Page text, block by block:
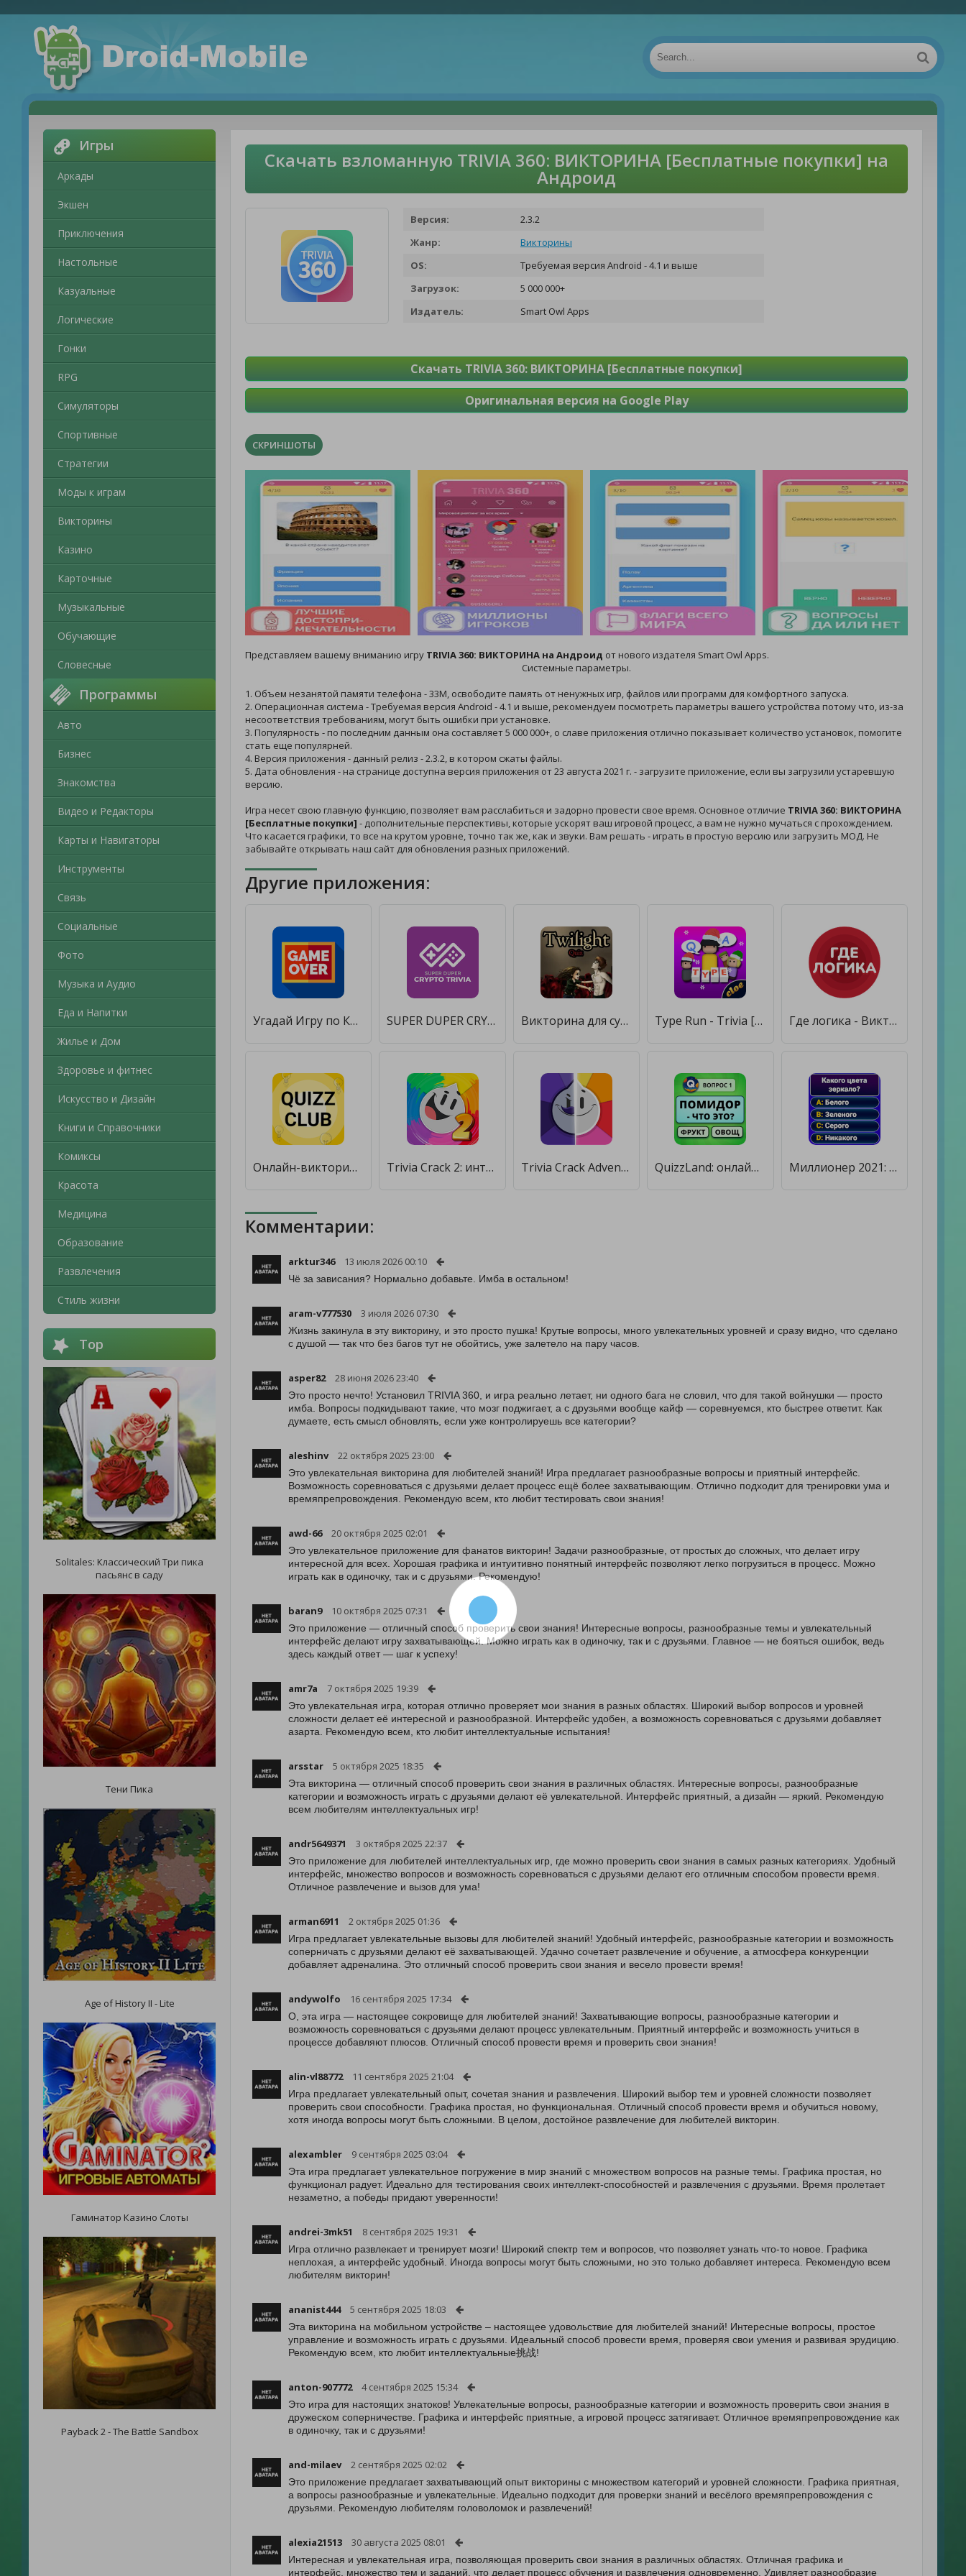
Игры
Аркады
Экшен
Приключения
Настольные
Казуальные
Логические
Гонки
RPG
Симуляторы
Спортивные
Стратегии
Моды к играм
Викторины
Казино
Карточные
Музыкальные
Обучающие
Словесные
Программы
Авто
Бизнес
Знакомства
Видео и Редакторы
Карты и Навигаторы
Инструменты
Связь
Социальные
Фото
Музыка и Аудио
Еда и Напитки
Жилье и Дом
Здоровье и фитнес
Искусство и Дизайн
Книги и Справочники
Комиксы
Красота
Медицина
Образование
Развлечения
Стиль жизни
Top
Solitales: Классический Три пика
пасьянс в саду
Тени Пика
Age of History II - Lite
Гаминатор Казино Слоты
Payback 2 - The Battle Sandbox
Скачать взломанную TRIVIA 360: ВИКТОРИНА [Бесплатные покупки] на
Андроид
Версия:
2.3.2
Жанр:
Викторины
OS:
Требуемая версия Android - 4.1 и выше
Загрузок:
5 000 000+
Издатель:
Smart Owl Apps
Скачать TRIVIA 360: ВИКТОРИНА [Бесплатные покупки]
Оригинальная версия на Google Play
СКРИНШОТЫ
Представляем вашему вниманию игру TRIVIA 360: ВИКТОРИНА на Андроид от нового издателя Smart Owl Apps.
Системные параметры.
1. Объем незанятой памяти телефона - 33M, освободите память от ненужных игр, файлов или программ для комфортного запуска.
2. Операционная система - Требуемая версия Android - 4.1 и выше, рекомендуем посмотреть параметры вашего устройства потому что, из-за
несоответствия требованиям, могут быть ошибки при установке.
3. Популярность - по последним данным она составляет 5 000 000+, о славе приложения отлично показывает количество установок, помогите
стать еще популярней.
4. Версия приложения - данный релиз - 2.3.2, в котором сжаты файлы.
5. Дата обновления - на странице доступна версия приложения от 23 августа 2021 г. - загрузите приложение, если вы загрузили устаревшую
версию.
Игра несет свою главную функцию, позволяет вам расслабиться и задорно провести свое время. Основное отличие TRIVIA 360: ВИКТОРИНА
[Бесплатные покупки] - дополнительные перспективы, которые ускорят ваш игровой процесс, а вам не нужно мучаться с прохождением.
Что касается графики, то все на крутом уровне, точно так же, как и звуки. Вам решать - играть в простую версию или загрузить МОД. Не
забывайте открывать наш сайт для обновления разных приложений.
Другие приложения:
Угадай Игру по Картинке или Скриншоту — Викторина [Мод меню] SUPER DUPER CRYPTO TRIVIA [Бесплатные покупки] Викторина для сумерек [Бесплатные покупки] Type Run - Trivia [Бесплатные покупки] Где логика - Викторина 2022 [Бесплатные покупки]
Онлайн-викторина QuizzClub: вопросы и ответы [Много денег] Trivia Crack 2: интеллектуальная битва [Бесплатные покупки] Trivia Crack Adventure [Бесплатные покупки] QuizzLand: онлайн викторина [Мод меню] Миллионер 2021: интеллектуальная викторина [Бесплатные покупки]
Комментарии:
arktur346 13 июля 2026 00:10
Чё за зависания? Нормально добавьте. Имба в остальном!
aram-v777530 3 июля 2026 07:30
Жизнь закинула в эту викторину, и это просто пушка! Крутые вопросы, много увлекательных уровней и сразу видно, что сделано
с душой — так что без багов тут не обойтись, уже залетело на пару часов.
asper82 28 июня 2026 23:40
Это просто нечто! Установил TRIVIA 360, и игра реально летает, ни одного бага не словил, что для такой войнушки — просто
имба. Вопросы подкидывают такие, что мозг поджигает, а с друзьями вообще кайф — соревнуемся, кто быстрее ответит. Как
думаете, есть смысл обновлять, если уже контролируешь все категории?
aleshinv 22 октября 2025 23:00
Это увлекательная викторина для любителей знаний! Игра предлагает разнообразные вопросы и приятный интерфейс.
Возможность соревноваться с друзьями делает процесс ещё более захватывающим. Отлично подходит для тренировки ума и
времяпрепровождения. Рекомендую всем, кто любит тестировать свои знания!
awd-66 20 октября 2025 02:01
Это увлекательное приложение для фанатов викторин! Задачи разнообразные, от простых до сложных, что делает игру
интересной для всех. Хорошая графика и интуитивно понятный интерфейс позволяют легко погрузиться в процесс. Можно
играть как в одиночку, так и с друзьями. Рекомендую!
baran9 10 октября 2025 07:31
Это приложение — отличный способ проверить свои знания! Интересные вопросы, разнообразные темы и увлекательный
интерфейс делают игру захватывающей. Можно играть как в одиночку, так и с друзьями. Главное — не бояться ошибок, ведь
здесь каждый ответ — шаг к успеху!
amr7a 7 октября 2025 19:39
Это увлекательная игра, которая отлично проверяет мои знания в разных областях. Широкий выбор вопросов и уровней
сложности делает её интересной и разнообразной. Интерфейс удобен, а возможность соревноваться с друзьями добавляет
азарта. Рекомендую всем, кто любит интеллектуальные испытания!
arsstar 5 октября 2025 18:35
Эта викторина — отличный способ проверить свои знания в различных областях. Интересные вопросы, разнообразные
категории и возможность играть с друзьями делают её увлекательной. Интерфейс приятный, а дизайн — яркий. Рекомендую
всем любителям интеллектуальных игр!
andr5649371 3 октября 2025 22:37
Это приложение для любителей интеллектуальных игр, где можно проверить свои знания в самых разных категориях. Удобный
интерфейс, множество вопросов и возможность соревноваться с друзьями делают его отличным способом провести время.
Отличное развлечение и вызов для ума!
arman6911 2 октября 2025 01:36
Игра предлагает увлекательные вызовы для любителей знаний! Удобный интерфейс, разнообразные категории и возможность
соперничать с друзьями делают её захватывающей. Удачно сочетает развлечение и обучение, а атмосфера конкуренции
добавляет адреналина. Это отличный способ проверить свои знания и весело провести время!
andywolfo 16 сентября 2025 17:34
О, эта игра — настоящее сокровище для любителей знаний! Захватывающие вопросы, разнообразные категории и
возможность соревноваться с друзьями делают процесс увлекательным. Приятный интерфейс и возможность учиться в
процессе добавляют плюсов. Отличный способ провести время и проверить свои знания!
alin-vl88772 11 сентября 2025 21:04
Игра предлагает увлекательный опыт, сочетая знания и развлечения. Широкий выбор тем и уровней сложности позволяет
проверить свои способности. Графика простая, но функциональная. Отличный способ провести время и обучиться новому,
хотя иногда вопросы могут быть сложными. В целом, достойное развлечение для любителей викторин.
alexambler 9 сентября 2025 03:04
Эта игра предлагает увлекательное погружение в мир знаний с множеством вопросов на разные темы. Графика простая, но
функционал радует. Идеально для тестирования своих интеллект-способностей и развлечения с друзьями. Время пролетает
незаметно, а победы придают уверенности!
andrei-3mk51 8 сентября 2025 19:31
Игра отлично развлекает и тренирует мозги! Широкий спектр тем и вопросов, что позволяет узнать что-то новое. Графика
неплохая, а интерфейс удобный. Иногда вопросы могут быть сложными, но это только добавляет интереса. Рекомендую всем
любителям викторин!
ananist444 5 сентября 2025 18:03
Эта викторина на мобильном устройстве – настоящее удовольствие для любителей знаний! Интересные вопросы, простое
управление и возможность играть с друзьями. Идеальный способ провести время, проверяя свои умения и развивая эрудицию.
Рекомендую всем, кто любит интеллектуальные挑战!
anton-907772 4 сентября 2025 15:34
Это игра для настоящих знатоков! Увлекательные вопросы, разнообразные категории и возможность проверить свои знания в
дружеском соперничестве. Графика и интерфейс приятные, а игровой процесс затягивает. Отличное времяпрепровождение как
в одиночку, так и с друзьями!
and-milaev 2 сентября 2025 02:02
Это приложение предлагает захватывающий опыт викторины с множеством категорий и уровней сложности. Графика приятная,
а вопросы разнообразные и увлекательные. Идеально подходит для проверки знаний и весёлого времяпрепровождения с
друзьями. Рекомендую любителям головоломок и развлечений!
alexia21513 30 августа 2025 08:01
Интересная и увлекательная игра, позволяющая проверить свои знания в различных областях. Отличная графика и
интерфейс, множество тем и заданий, что делает процесс обучения и развлечения одновременно. Удивляет разнообразие